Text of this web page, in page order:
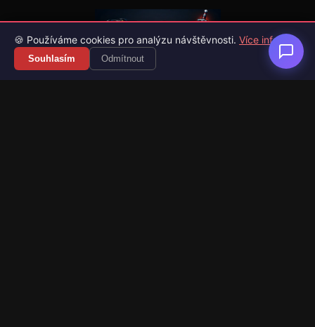
Váš průvodce světem videoher. Novinky, recenze a česko-
slovenské překlady her.
🍪 Používáme cookies pro analýzu návštěvnosti. Více info
Souhlasím Odmítnout